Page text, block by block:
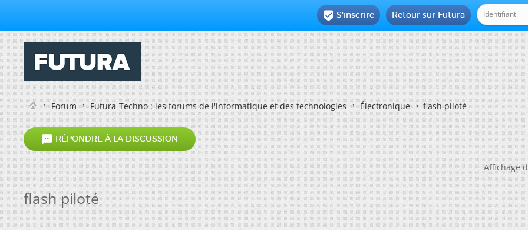
Retour sur Futura
 S'inscrire
Forum Futura-Techno : les forums de l'informatique et des technologies Électronique flash piloté
 RÉPONDRE À LA DISCUSSION
Affichage
flash piloté